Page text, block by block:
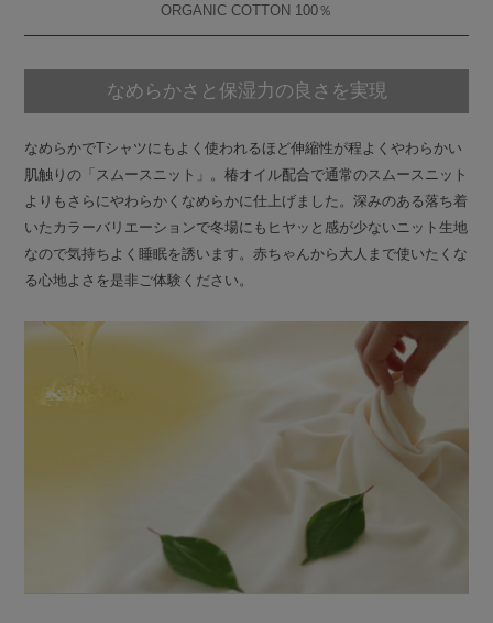
ORGANIC COTTON 100％
なめらかさと保湿力の良さを実現
なめらかでTシャツにもよく使われるほど伸縮性が程よくやわらかい
肌触りの「スムースニット」。椿オイル配合で通常のスムースニット
よりもさらにやわらかくなめらかに仕上げました。深みのある落ち着
いたカラーバリエーションで冬場にもヒヤッと感が少ないニット生地
なので気持ちよく睡眠を誘います。赤ちゃんから大人まで使いたくな
る心地よさを是非ご体験ください。